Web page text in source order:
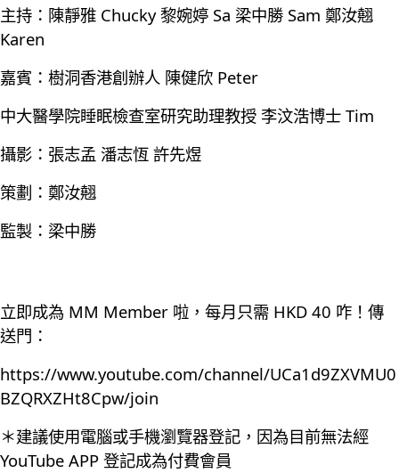
主持：陳靜雅 Chucky 黎婉婷 Sa 梁中勝 Sam 鄭汝翹
Karen
嘉賓：樹洞香港創辦人 陳健欣 Peter
中大醫學院睡眠檢查室研究助理教授 李汶浩博士 Tim
攝影：張志孟 潘志恆 許先煜
策劃：鄭汝翹
監製：梁中勝
立即成為 MM Member 啦，每月只需 HKD 40 咋！傳
送門：
https://www.youtube.com/channel/UCa1d9ZXVMU0
BZQRXZHt8Cpw/join
＊建議使用電腦或手機瀏覽器登記，因為目前無法經
YouTube APP 登記成為付費會員